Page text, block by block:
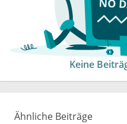
Keine
Ähnliche Beiträge